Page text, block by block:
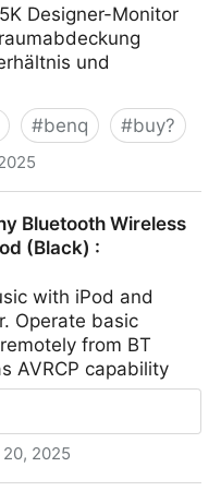
Designer-Monitor
und
#benq #buy?
Bluetooth Wireless
(Black) :
with iPod and
Operate basic
from BT
AVRCP capability
20, 2025